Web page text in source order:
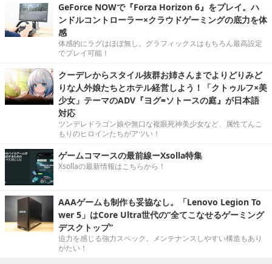
GeForce NOWで『Forza Horizon 6』をプレイ。ハ
ンドルコントローラー×クラウドゲーミングの底力を体
感
体感的にラグはほぼ無し。グラフィックスはもちろん最高設定
でプレイ可能！
クーデレからスタイル抜群お姉さんまでよりどりみど
りな人外娘たちとホテル経営しよう！「クトゥルフ×美
少女」テーマのADV『ヨグ=ソトースの庭』が日本語
対応
ツンデレドラゴン娘や無口な複眼死神美少女など、属性てんこ
もりのヒロインたちがアツい！
ゲームコマースの最前線ーXsolla特集
Xsollaの最新情報はこちらから！
AAAゲームも制作も妥協なし。「Lenovo Legion To
wer 5」はCore Ultra世代の“全てこなせるゲーミング
デスクトップ”
迫力を感じる強力スペック。メンテナンスしやすい構造もあり
がたい！